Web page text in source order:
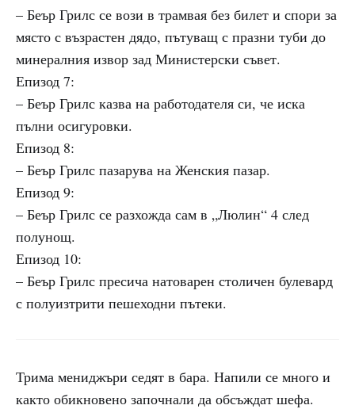
– Беър Грилс се вози в трамвая без билет и спори за
място с възрастен дядо, пътуващ с празни туби до
минералния извор зад Министерски съвет.
Епизод 7:
– Беър Грилс казва на работодателя си, че иска
пълни осигуровки.
Епизод 8:
– Беър Грилс пазарува на Женския пазар.
Епизод 9:
– Беър Грилс се разхожда сам в „Люлин“ 4 след
полунощ.
Епизод 10:
– Беър Грилс пресича натоварен столичен булевард
с полуизтрити пешеходни пътеки.
Трима мениджъри седят в бара. Напили се много и
както обикновено започнали да обсъждат шефа.